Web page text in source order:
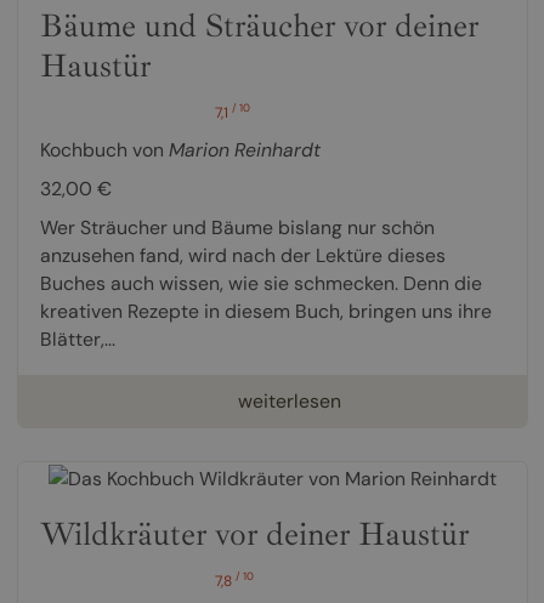
Bäume und Sträucher vor deiner
Haustür
7,1/ 10
Kochbuch von Marion Reinhardt
32,00 €
Wer Sträucher und Bäume bislang nur schön
anzusehen fand, wird nach der Lektüre dieses
Buches auch wissen, wie sie schmecken. Denn die
kreativen Rezepte in diesem Buch, bringen uns ihre
Blätter,...
weiterlesen
Wildkräuter vor deiner Haustür
7,8/ 10